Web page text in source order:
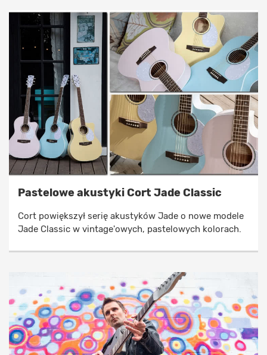
Pastelowe akustyki Cort Jade Classic
Cort powiększył serię akustyków Jade o nowe modele
Jade Classic w vintage'owych, pastelowych kolorach.